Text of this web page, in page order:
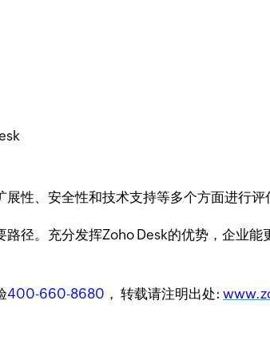
性、安全性和技术支持等多个方面进行评
径。充分发挥Zoho Desk的优势，企业能
400-660-8680 ， 转载请注明出处: